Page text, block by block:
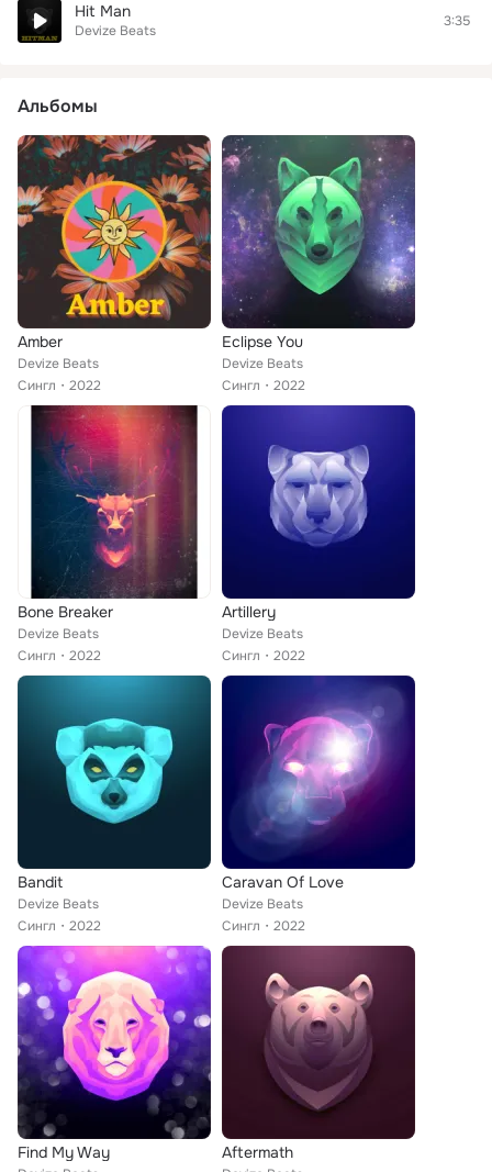
Hit Man
Devize Beats
3:35
Альбомы
Amber
Devize Beats
Сингл
2022
Eclipse You
Devize Beats
Сингл
2022
Bone Breaker
Devize Beats
Сингл
2022
Artillery
Devize Beats
Сингл
2022
Bandit
Devize Beats
Сингл
2022
Caravan Of Love
Devize Beats
Сингл
2022
Find My Way Aftermath